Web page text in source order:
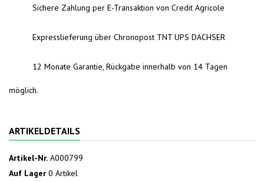
Sichere Zahlung per E-Transaktion von Credit Agricole
Expresslieferung über Chronopost TNT UPS DACHSER
12 Monate Garantie, Rückgabe innerhalb von 14 Tagen
möglich.
ARTIKELDETAILS
Artikel-Nr. A000799
Auf Lager 0 Artikel